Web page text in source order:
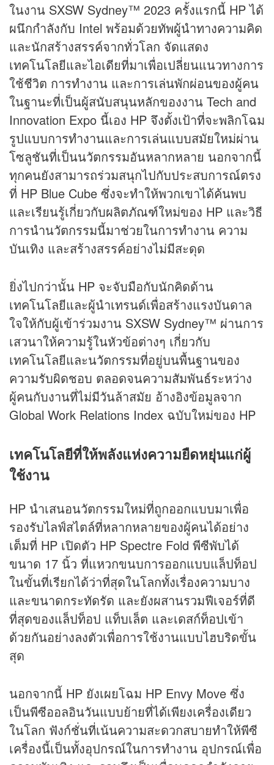
ในงาน SXSW Sydney™ 2023 ครั้งแรกนี้ HP ได้
ผนึกกำลังกับ Intel พร้อมด้วยทัพผู้นำทางความคิด
และนักสร้างสรรค์จากทั่วโลก จัดแสดง
เทคโนโลยีและไอเดียที่มาเพื่อเปลี่ยนแนวทางการ
ใช้ชีวิต การทำงาน และการเล่นพักผ่อนของผู้คน
ในฐานะที่เป็นผู้สนับสนุนหลักของงาน Tech and
Innovation Expo นี้เอง HP จึงตั้งเป้าที่จะพลิกโฉม
รูปแบบการทำงานและการเล่นแบบสมัยใหม่ผ่าน
โซลูชันที่เป็นนวัตกรรมอันหลากหลาย นอกจากนี้
ทุกคนยังสามารถร่วมสนุกไปกับประสบการณ์ตรง
ที่ HP Blue Cube ซึ่งจะทำให้พวกเขาได้ค้นพบ
และเรียนรู้เกี่ยวกับผลิตภัณฑ์ใหม่ของ HP และวิธี
การนำนวัตกรรมนี้มาช่วยในการทำงาน ความ
บันเทิง และสร้างสรรค์อย่างไม่มีสะดุด
ยิ่งไปกว่านั้น HP จะจับมือกับนักคิดด้าน
เทคโนโลยีและผู้นำเทรนด์เพื่อสร้างแรงบันดาล
ใจให้กับผู้เข้าร่วมงาน SXSW Sydney™ ผ่านการ
เสวนาให้ความรู้ในหัวข้อต่างๆ เกี่ยวกับ
เทคโนโลยีและนวัตกรรมที่อยู่บนพื้นฐานของ
ความรับผิดชอบ ตลอดจนความสัมพันธ์ระหว่าง
ผู้คนกับงานที่ไม่มีวันล้าสมัย อ้างอิงข้อมูลจาก
Global Work Relations Index ฉบับใหม่ของ HP
เทคโนโลยีที่ให้พลังแห่งความยืดหยุ่นแก่ผู้
ใช้งาน
HP นำเสนอนวัตกรรมใหม่ที่ถูกออกแบบมาเพื่อ
รองรับไลฟ์สไตล์ที่หลากหลายของผู้คนได้อย่าง
เต็มที่ HP เปิดตัว HP Spectre Fold พีซีพับได้
ขนาด 17 นิ้ว ที่แหวกขนบการออกแบบแล็ปท็อป
ในขั้นที่เรียกได้ว่าที่สุดในโลกทั้งเรื่องความบาง
และขนาดกระทัดรัด และยังผสานรวมฟีเจอร์ที่ดี
ที่สุดของแล็ปท็อป แท็บเล็ต และเดสก์ท็อปเข้า
ด้วยกันอย่างลงตัวเพื่อการใช้งานแบบไฮบริดขั้น
สุด
นอกจากนี้ HP ยังเผยโฉม HP Envy Move ซึ่ง
เป็นพีซีออลอินวันแบบย้ายที่ได้เพียงเครื่องเดียว
ในโลก ฟังก์ชั่นที่เน้นความสะดวกสบายทำให้พีซี
เครื่องนี้เป็นทั้งอุปกรณ์ในการทำงาน อุปกรณ์เพื่อ